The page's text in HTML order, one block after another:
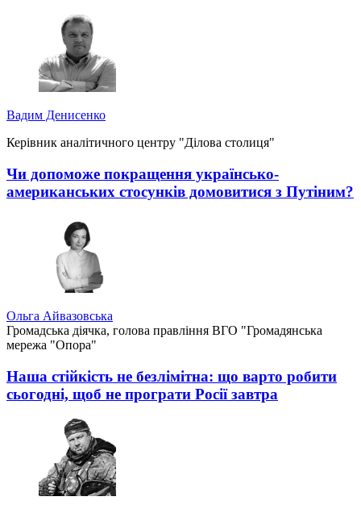
Вадим Денисенко
Керівник аналітичного центру "Ділова столиця"
Чи допоможе покращення українсько-
американських стосунків домовитися з Путіним?
Ольга Айвазовська
Громадська діячка, голова правління ВГО "Громадянська
мережа "Опора"
Наша стійкість не безлімітна: що варто робити
сьогодні, щоб не програти Росії завтра